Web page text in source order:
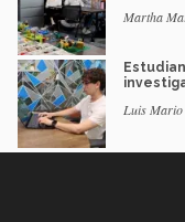
Martha
Luis